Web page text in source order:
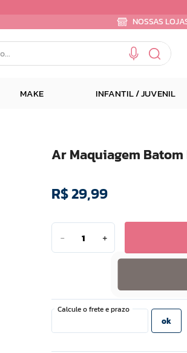
NOSSAS
MAKE INFANTIL / JUVENIL
Ar Maquiagem
R$29,99
＋
－